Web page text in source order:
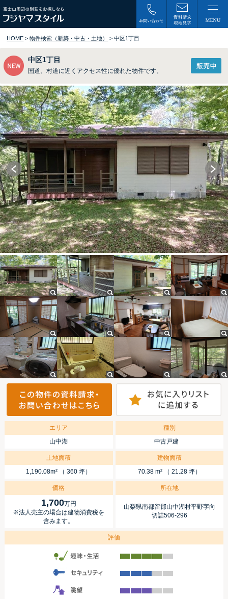
HOME >物件検索（新築・中古・土地） > 中区1丁目
中区1丁目
国道、村道に近くアクセス性に優れた物件です。
エリア
種別
山中湖
中古戸建
土地面積
建物面積
1,190.08m² （ 360 坪）
70.38 m² （ 21.28 坪）
価格 所在地
1,700万円
※法人売主の場合は建物消費税を
含みます。
山梨県南都留郡山中湖村平野字向
切詰506-296
評価